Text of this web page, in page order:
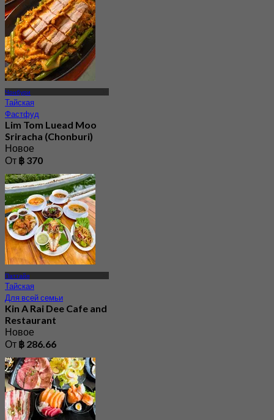
Чонбури
Тайская
Фастфуд
Lim Tom Luead Moo
Sriracha (Chonburi)
Новое
От ฿ 370
Паттайя
Тайская
Для всей семьи
Kin A Rai Dee Cafe and
Restaurant
Новое
От ฿ 286.66